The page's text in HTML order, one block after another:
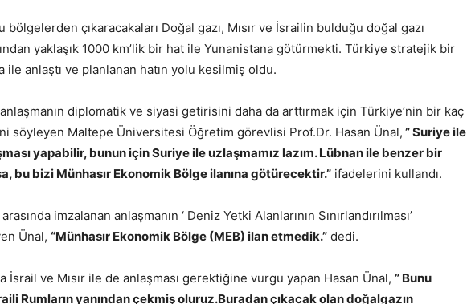
bölgelerden çıkaracakaları Doğal gazı, Mısır ve İsrailin bulduğu doğal gazı
yaklaşık 1000 km’lik bir hat ile Yunanistana götürmekti. Türkiye stratejik bir
ile anlaştı ve planlanan hatın yolu kesilmiş oldu.
diplomatik ve siyasi getirisini daha da arttırmak için Türkiye’nin bir kaç
söyleyen Maltepe Üniversitesi Öğretim görevlisi Prof.Dr. Hasan Ünal, ” Suriye ile
yapabilir, bunun için Suriye ile uzlaşmamız lazım. Lübnan ile benzer bir
bu bizi Münhasır Ekonomik Bölge ilanına götürecektir.” ifadelerini kullandı.
imzalanan anlaşmanın ‘ Deniz Yetki Alanlarının Sınırlandırılması’
Ünal, “Münhasır Ekonomik Bölge (MEB) ilan etmedik.” dedi.
İsrail ve Mısır ile de anlaşması gerektiğine vurgu yapan Hasan Ünal, ” Bunu
Rumların yanından çekmiş oluruz.Buradan çıkacak olan doğalgazın